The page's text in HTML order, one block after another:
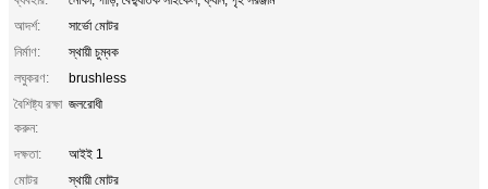
আদর্শ:
সার্ভো মোটর
নির্মাণ:
স্থায়ী চুম্বক
লঘুকরণ:
brushless
বৈশিষ্ট্য রক্ষা
করুন:
জলরোধী
দক্ষতা:
আইই 1
মোটর
স্থায়ী মোটর